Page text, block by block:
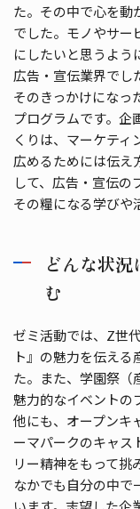
た。その中で心を動
でした。モノやサー
にしたいと思うよう
広告・宣伝業界でし
そのきっかけになっ
プログラムです。企
くりは、マーケティ
広めるためには伝え
して、広告・宣伝の
その糧になる学びや
どんな状
む
ゼミ活動では、Z世
ト』の魅力を伝え
た。また、学園祭（
魅力的なイベントの
他にも、オープンキ
ーマパークのキャス
リー精神をもって挑
なかでも自分の中で